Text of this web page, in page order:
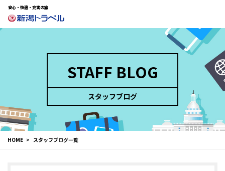
安心・快適・充実の旅
STAFF BLOG
スタッフブログ
HOME スタッフブログ一覧